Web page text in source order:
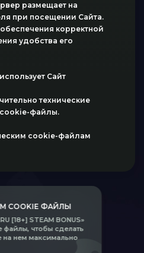
COOKIE ФАЙЛЫ
[18+] STEAM BONUS»
файлы, чтобы сделать
нем максимально
размещает на
при посещении Сайта.
корректной
удобства его
Сайт
технические
файлы.
cookie-файлам
в интерфейсе Сайта;
безопасности для
запросов и